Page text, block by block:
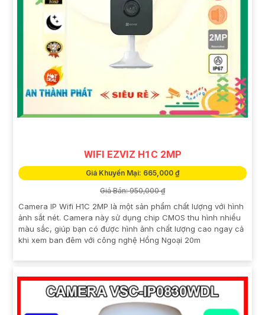
WIFI EZVIZ H1C 2MP
Giá Khuyến Mại: 665,000 ₫
Giá Bán: 950,000 ₫
Camera IP Wifi H1C 2MP là một sản phẩm chất lượng với hình
ảnh sắt nét. Camera này sử dụng chip CMOS thu hình nhiều
màu sắc, giúp bạn có được hình ảnh chất lượng cao ngay cả
khi xem ban đêm với công nghệ Hồng Ngoại 20m